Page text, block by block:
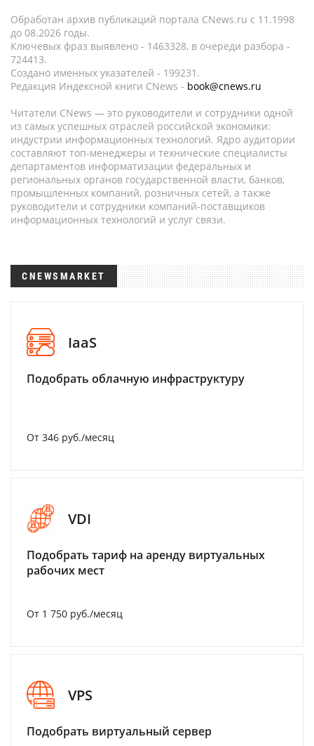
Обработан архив публикаций портала CNews.ru c 11.1998
до 08.2026 годы.
Ключевых фраз выявлено - 1463328, в очереди разбора -
724413.
Создано именных указателей - 199231.
Редакция Индексной книги CNews - book@cnews.ru
Читатели CNews — это руководители и сотрудники одной
из самых успешных отраслей российской экономики:
индустрии информационных технологий. Ядро аудитории
составляют топ-менеджеры и технические специалисты
департаментов информатизации федеральных и
региональных органов государственной власти, банков,
промышленных компаний, розничных сетей, а также
руководители и сотрудники компаний-поставщиков
информационных технологий и услуг связи.
CNEWSMARKET
IaaS
Подобрать облачную инфраструктуру
От 346 руб./месяц
VDI
Подобрать тариф на аренду виртуальных
рабочих мест
От 1 750 руб./месяц
VPS
Подобрать виртуальный сервер